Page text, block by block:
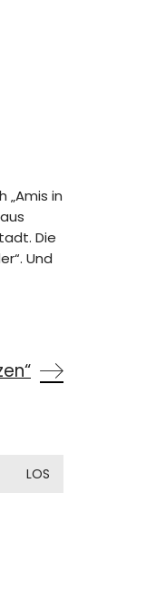
„Amis in
Die
Und